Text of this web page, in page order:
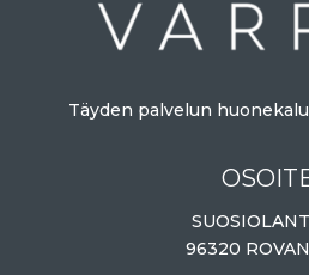
Täyden palvelun
96320